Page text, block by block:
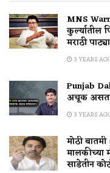
MNS
कुर्ल्यातील
मराठी
3 YEARS
Punjab
अचूक
3 YEARS
मोठी
मालकीच्या
साडेतीन